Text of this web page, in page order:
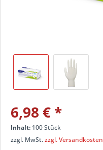
6,98 € *
Inhalt: 100 Stück
zzgl. MwSt.zzgl. Versandkosten